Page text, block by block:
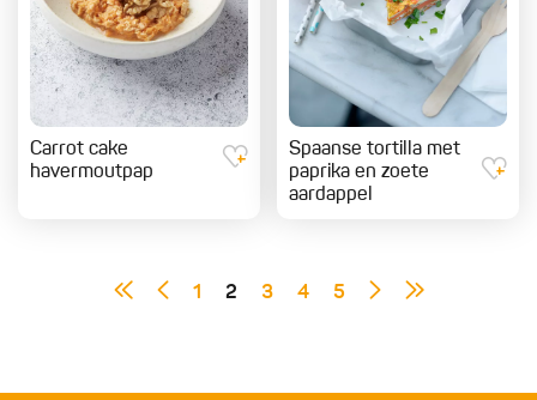
Carrot cake
havermoutpap
Spaanse tortilla met
paprika en zoete
aardappel
1 2 3 4 5